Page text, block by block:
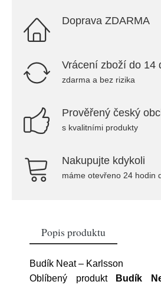
Doprava ZDARMA
Vrácení zboží do 14
zdarma a bez rizika
Prověřený český
s kvalitními produkty
Nakupujte kdykoli
máme otevřeno 24 hodin
Popis produktu
Budík Neat – Karlsson
Oblíbený produkt
Budík